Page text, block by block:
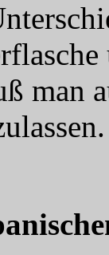
man